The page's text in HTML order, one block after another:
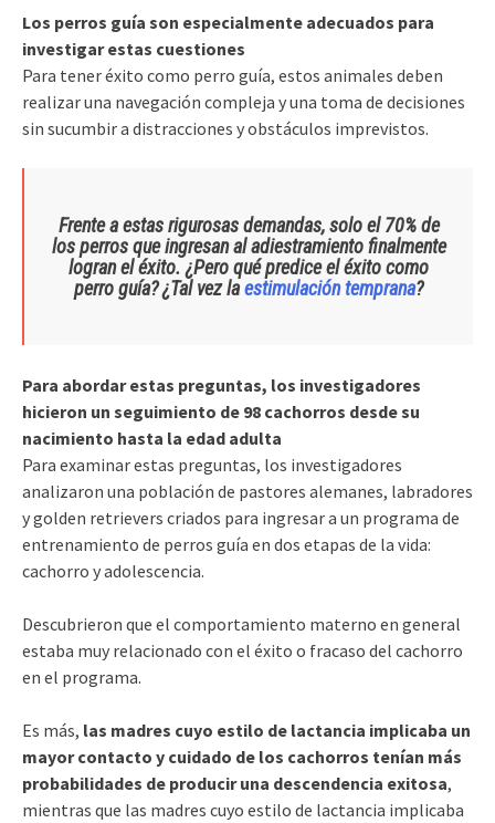
Los perros guía son especialmente adecuados para
investigar estas cuestiones
Para tener éxito como perro guía, estos animales deben
realizar una navegación compleja y una toma de decisiones
sin sucumbir a distracciones y obstáculos imprevistos.
Frente a estas rigurosas demandas, solo el 70% de
los perros que ingresan al adiestramiento finalmente
logran el éxito. ¿Pero qué predice el éxito como
perro guía? ¿Tal vez laestimulación temprana?
Para abordar estas preguntas, los investigadores
hicieron un seguimiento de 98 cachorros desde su
nacimiento hasta la edad adulta
Para examinar estas preguntas, los investigadores
analizaron una población de pastores alemanes, labradores
y golden retrievers criados para ingresar a un programa de
entrenamiento de perros guía en dos etapas de la vida:
cachorro y adolescencia.
Descubrieron que el comportamiento materno en general
estaba muy relacionado con el éxito o fracaso del cachorro
en el programa.
Es más, las madres cuyo estilo de lactancia implicaba un
mayor contacto y cuidado de los cachorros tenían más
probabilidades de producir una descendencia exitosa,
mientras que las madres cuyo estilo de lactancia implicaba